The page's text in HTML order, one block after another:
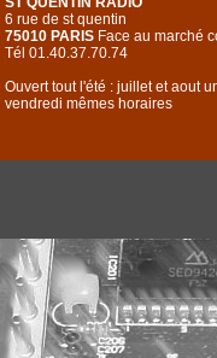
6 rue de st quentin
75010 PARIS Face au marché
Tél 01.40.37.70.74
Ouvert tout l'été : juillet et aout
vendredi mêmes horaires